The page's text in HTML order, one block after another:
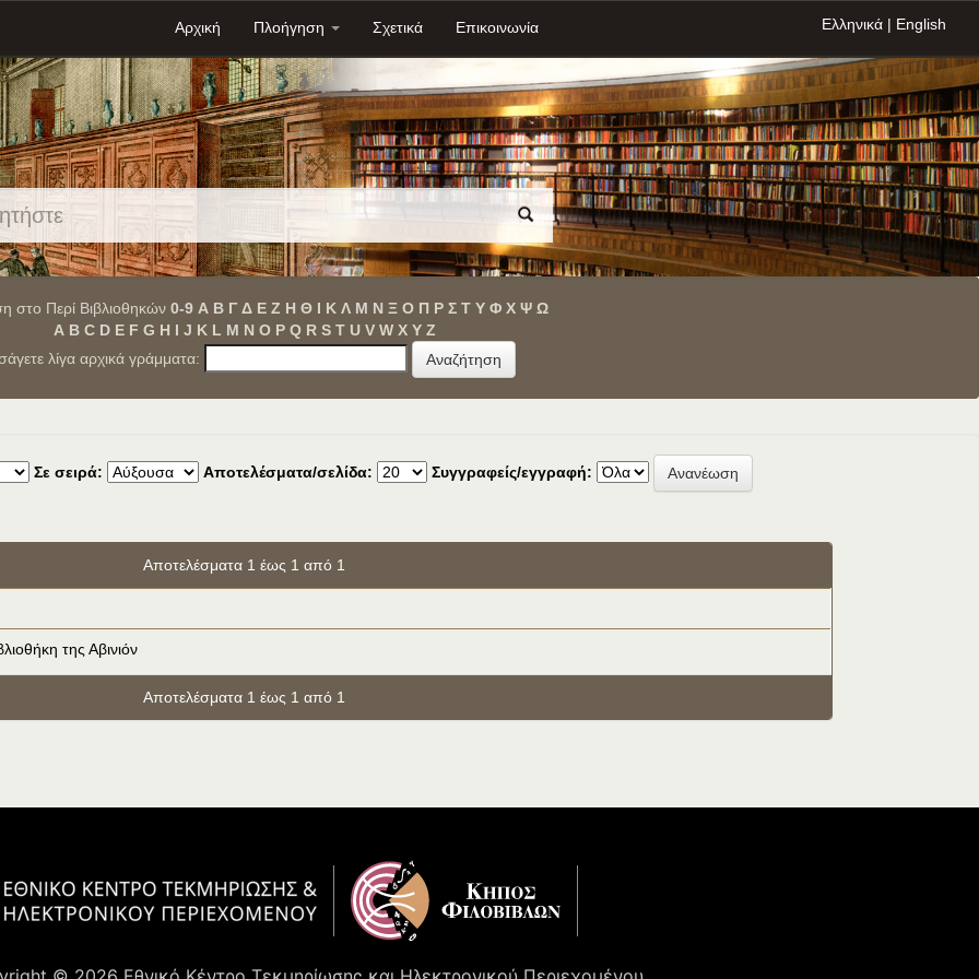
Αρχική Πλοήγηση Σχετικά Επικοινωνία Ελληνικά | English
στο Περί Βιβλιοθηκών 0-9 Α Β Γ Δ Ε Ζ Η Θ Ι Κ Λ Μ Ν Ξ Ο Π Ρ Σ Τ Υ Φ Χ Ψ Ω
A B C D E F G H I J K L M N O P Q R S T U V W X Y Z
λίγα αρχικά γράμματα:
Σε σειρά: Αποτελέσματα/σελίδα: Συγγραφείς/εγγραφή:
Αποτελέσματα 1 έως 1 από 1
της Αβινιόν
Αποτελέσματα 1 έως 1 από 1